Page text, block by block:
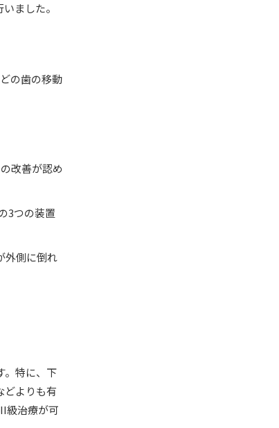
ました。
の歯の移動
改善が認め
3つの装置
外側に倒れ
。特に、下
どよりも有
級治療が可